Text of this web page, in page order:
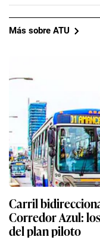
Más sobre ATU
Carril
Corredor Azul:
del plan piloto